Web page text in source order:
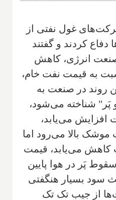
غول نفتی از
دفاع کردند و گفتند
انرژی، کاهش
به قیمت نفت خام،
روند در صنعت به
پَر" شناخته می‌شود،
افزایش می‌یابد،
بالا می‌رود اما
کاهش می‌یابد، قیمت
پَر در هوا پایین
سود بسیار هنگفتی
از جیب تک تک